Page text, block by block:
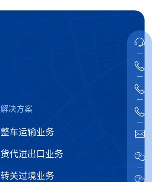
解决方案
整车运输业务
货代进出口业务
转关过境业务